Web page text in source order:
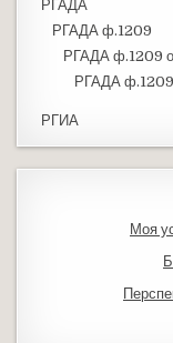
РГАДА
РГАДА ф.1209
РГАДА ф.1209
РГАДА ф.1209
РГИА
Моя